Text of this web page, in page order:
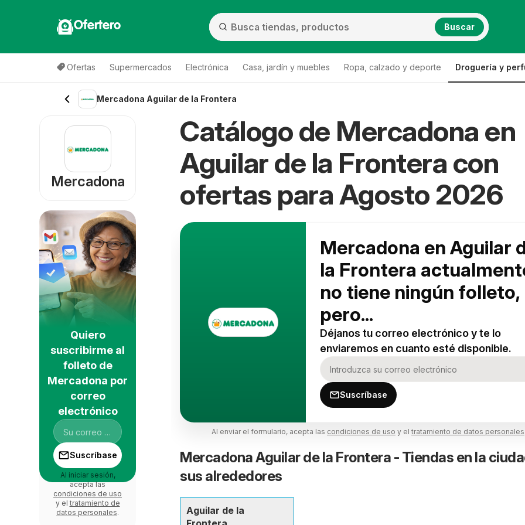
Ofertero Buscar
Ofertas Supermercados Electrónica Casa, jardín y muebles Ropa, calzado y deporte Droguería y
Mercadona Aguilar de la Frontera
Catálogo de Mercadona en
Aguilar de la Frontera con
ofertas para Agosto 2026
Mercadona en Aguilar
la Frontera
no tiene ningún folleto,
pero...
Déjanos tu correo electrónico y te lo
enviaremos en cuanto esté disponible.
Suscríbase
Al enviar el formulario, acepta las condiciones de uso y el tratamiento de datos personales
Mercadona Aguilar de la Frontera - Tiendas en la
sus alrededores
Aguilar de la
Mercadona
Quiero
suscribirme al
folleto de
Mercadona por
correo
electrónico
Suscríbase
Al iniciar sesión,
acepta las
condiciones de uso
y el tratamiento de
datos personales.